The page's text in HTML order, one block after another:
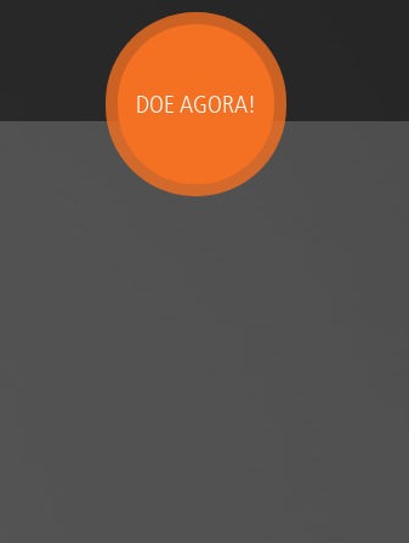
DOE AGORA!